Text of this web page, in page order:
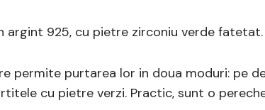
925, cu pietre zirconiu verde
permite purtarea lor in doua moduri: pe
cu pietre verzi. Practic, sunt o